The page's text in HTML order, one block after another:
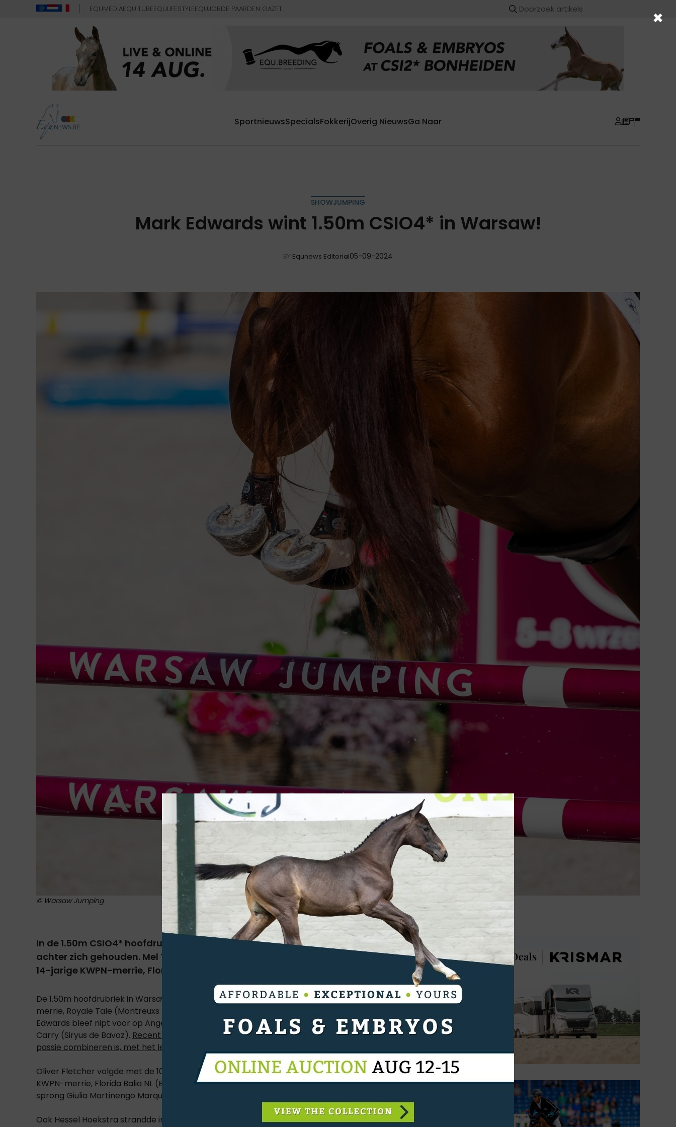
EQUMEDIAEQUITUBEEQULIFESTYLEEQUJOBDE PAARDEN GAZET
SportnieuwsSpecialsFokkerijOverig NieuwsGa Naar
SHOWJUMPING
Mark Edwards wint 1.50m CSIO4* in Warsaw!
BY Equnews Editorial05-09-2024
© Warsaw Jumping
In de 1.50m CSIO4* hoofdrubriek in Warsaw heeft Mark Edwards de concurrentie
achter zich gehouden. Mel Thijssen liet zich eveneens opvallen. Thijssen loodste de
14-jarige KWPN-merrie, Florida Balia NL (Bustique) foutloos naar de vierde plaats.
De 1.50m hoofdrubriek in Warsaw werd rechtstreeks op tijd verreden. Samen met de negenjarige
merrie, Royale Tale (Montreuxs Tale) hield de Brit Mark Edwards de concurrentie achter zich.
Edwards bleef nipt voor op Angelica Augustsson Zanotelli en de 11-jarige SF-merrie, Dyrka du
Carry (Siryus de Bavoz). Recent verklaarde de amazone nog dat haar grootste uitdaging de
passie combineren is, met het leven als mama
Oliver Fletcher volgde met de 10-jarige BP Pocahontas (Emilion) voor Mel Thijssen en de 14-jarige
KWPN-merrie, Florida Balia NL (Bustique). In het zadel van Scuderia 1918 Calle Deluxe (Cesano)
sprong Giulia Martinengo Marquet op plaats vijf.
Ook Hessel Hoekstra strandde in de prijzen. Hoekstra plaatste zich met de achtjarige KWPN-ruin,
×